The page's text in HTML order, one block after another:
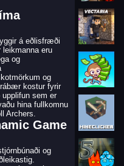
á eðlisfræði
eru
og
og
kostur fyrir
upplifun sem er
hina fullkomnu
Archers.
Game
og